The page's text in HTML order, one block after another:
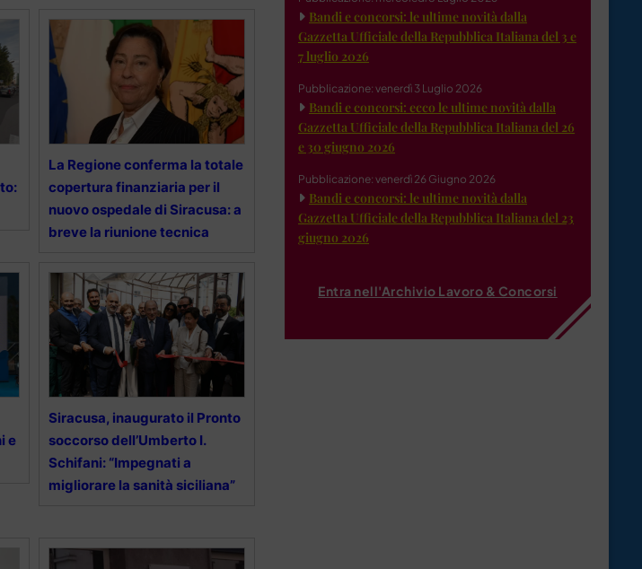
La Regione conferma la totale
copertura finanziaria per il
nuovo ospedale di Siracusa: a
breve la riunione tecnica
e
Siracusa, inaugurato il Pronto
soccorso dell’Umberto I.
Schifani: “Impegnati a
migliorare la sanità siciliana”
Bandi e concorsi: le ultime novità dalla
Gazzetta Ufficiale della Repubblica Italiana del 3 e
7 luglio 2026
Pubblicazione: venerdì 3 Luglio 2026
Bandi e concorsi: ecco le ultime novità dalla
Gazzetta Ufficiale della Repubblica Italiana del 26
e 30 giugno 2026
Pubblicazione: venerdì 26 Giugno 2026
Bandi e concorsi: le ultime novità dalla
Gazzetta Ufficiale della Repubblica Italiana del 23
giugno 2026
Entra nell'Archivio Lavoro & Concorsi